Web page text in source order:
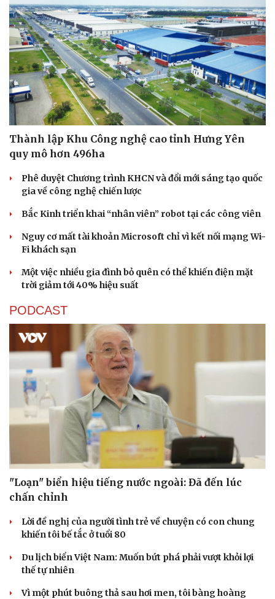
Dinh dưỡng - món ngon
Cây thuốc
Sản phụ khoa
Nhi khoa
Nam khoa
Làm đẹp - giảm cân
Phòng mạch online
Ăn sạch sống khỏe
Nhà đẹp
Blog
Tình yêu - Gia đình
Thành lập Khu Công nghệ cao tỉnh Hưng Yên
quy mô hơn 496ha
Phê duyệt Chương trình KHCN và đổi mới sáng tạo quốc
gia về công nghệ chiến lược
Bắc Kinh triển khai “nhân viên” robot tại các công viên
Nguy cơ mất tài khoản Microsoft chỉ vì kết nối mạng Wi-
Fi khách sạn
Một việc nhiều gia đình bỏ quên có thể khiến điện mặt
trời giảm tới 40% hiệu suất
PODCAST
"Loạn" biển hiệu tiếng nước ngoài: Đã đến lúc
chấn chỉnh
Lời đề nghị của người tình trẻ về chuyện có con chung
khiến tôi bế tắc ở tuổi 80
Du lịch biển Việt Nam: Muốn bứt phá phải vượt khỏi lợi
thế tự nhiên
Vì một phút buông thả sau hơi men, tôi bàng hoàng